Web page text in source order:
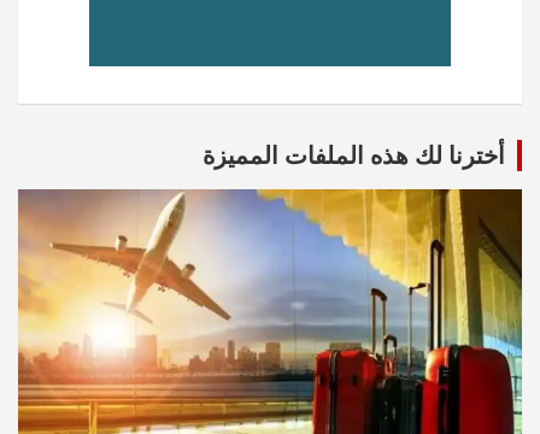
أخترنا لك هذه الملفات المميزة